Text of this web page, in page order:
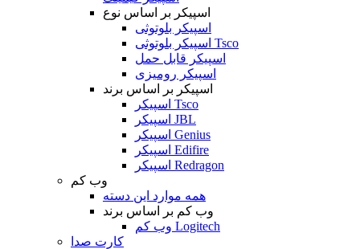
اسپیکر بر اساس نوع
اسپیکر بلوتوثی
اسپیکر بلوتوثی Tsco
اسپیکر قابل حمل
اسپیکر رومیزی
اسپیکر بر اساس برند
اسپیکر Tsco
اسپیکر JBL
اسپیکر Genius
اسپیکر Edifire
اسپیکر Redragon
وب کم
همه موارد این دسته
وب کم بر اساس برند
وب کم Logitech
کارت صدا